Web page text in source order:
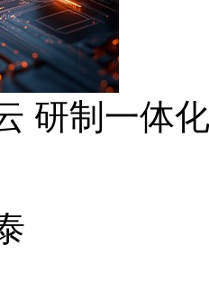
研制一体